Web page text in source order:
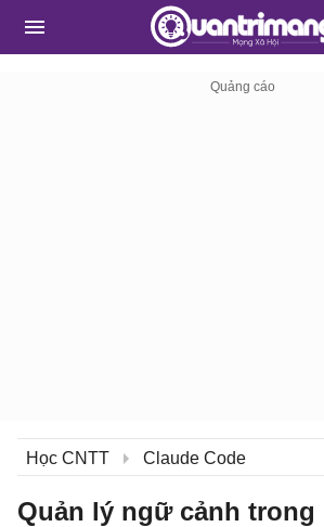
Học CNTT Claude Code
Quản lý ngữ cảnh trong